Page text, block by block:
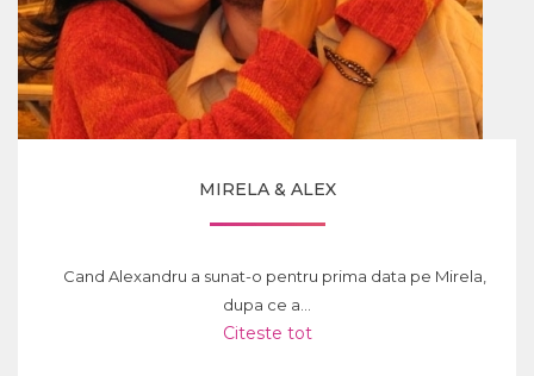
MIRELA & ALEX
Cand Alexandru a sunat-o pentru prima data pe Mirela,
dupa ce a...
Citeste tot